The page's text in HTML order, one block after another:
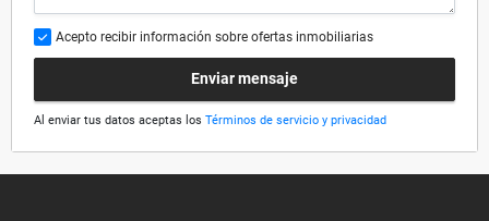
Acepto recibir información sobre ofertas inmobiliarias
Enviar mensaje
Al enviar tus datos aceptas los Términos de servicio y privacidad